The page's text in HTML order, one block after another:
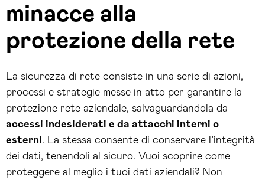
minacce alla
protezione della rete
La sicurezza di rete consiste in una serie di azioni,
processi e strategie messe in atto per garantire la
protezione rete aziendale, salvaguardandola da
accessi indesiderati e da attacchi interni o
esterni. La stessa consente di conservare l’integrità
dei dati, tenendoli al sicuro. Vuoi scoprire come
proteggere al meglio i tuoi dati aziendali? Non